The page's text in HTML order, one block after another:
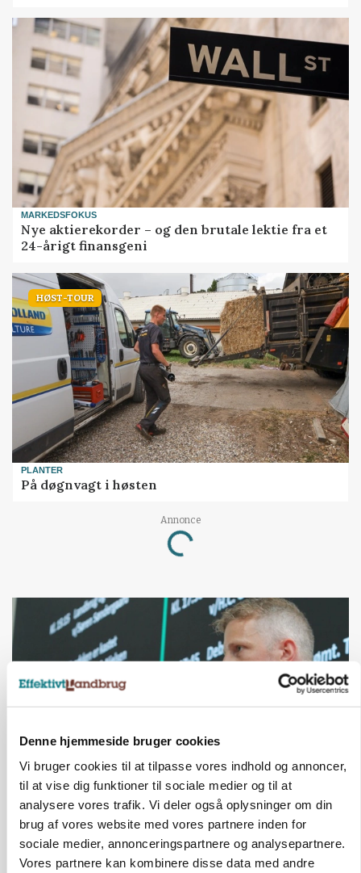
Denne hjemmeside bruger cookies
Vi bruger cookies til at tilpasse vores indhold og annoncer,
til at vise dig funktioner til sociale medier og til at
analysere vores trafik. Vi deler også oplysninger om din
brug af vores website med vores partnere inden for
sociale medier, annonceringspartnere og analysepartnere.
Vores partnere kan kombinere disse data med andre
MARKEDSFOKUS
Nye aktierekorder – og den brutale lektie fra et
24-årigt finansgeni
HØST-TOUR
PLANTER
På døgnvagt i høsten
Annonce
Loading...
Svineproducenter kalder Danish Crowns pris en
katastrofe
Annonce